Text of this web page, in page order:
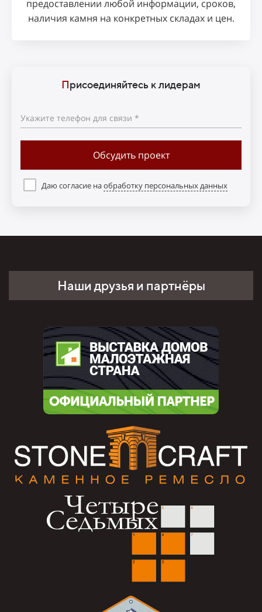
предоставлении любой информации, сроков,
наличия камня на конкретных складах и цен.
Присоединяйтесь к лидерам
Укажите телефон для связи *
Обсудить проект
Даю согласие наобработку персональных данных
Наши друзья и партнёры